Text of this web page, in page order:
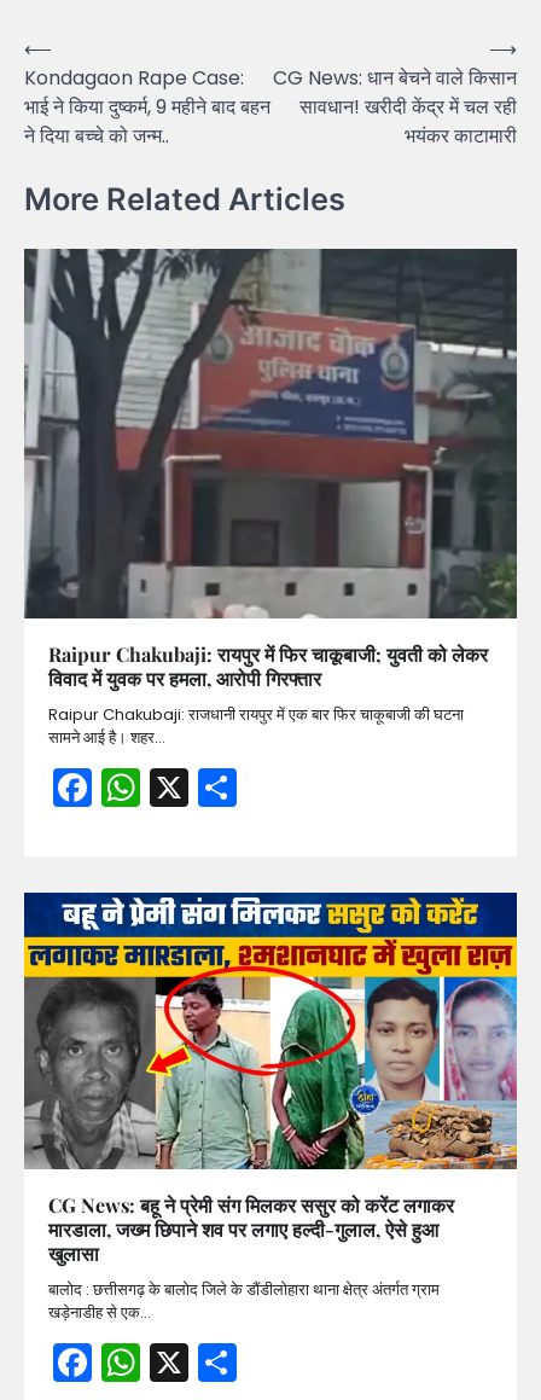
Post
navigation
⟵
Kondagaon Rape Case:
भाई ने किया दुष्कर्म, 9 महीने बाद बहन
ने दिया बच्चे को जन्म..
CG News: धान बेचने वाले किसान
सावधान! खरीदी केंद्र में चल रही
भयंकर काटामारी
⟶
More Related Articles
Raipur Chakubaji: रायपुर में फिर चाकूबाजी; युवती को लेकर
विवाद में युवक पर हमला, आरोपी गिरफ्तार
Raipur Chakubaji: राजधानी रायपुर में एक बार फिर चाकूबाजी की घटना
सामने आई है। शहर…
Facebook
WhatsApp
X
CG News: बहू ने प्रेमी संग मिलकर ससुर को करेंट लगाकर
मारडाला, जख्म छिपाने शव पर लगाए हल्दी-गुलाल, ऐसे हुआ
खुलासा
बालोद : छत्तीसगढ़ के बालोद जिले के डौंडीलोहारा थाना क्षेत्र अंतर्गत ग्राम
खड़ेनाडीह से एक…
Facebook
WhatsApp
X